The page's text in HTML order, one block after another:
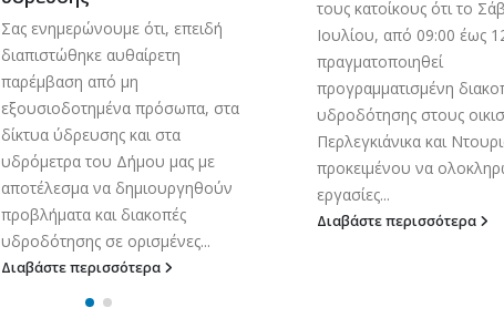
Σας ενημερώνουμε ότι, επειδή
διαπιστώθηκε αυθαίρετη
παρέμβαση από μη
εξουσιοδοτημένα πρόσωπα, στα
δίκτυα ύδρευσης και στα
υδρόμετρα του Δήμου μας με
αποτέλεσμα να δημιουργηθούν
προβλήματα και διακοπές
υδροδότησης σε ορισμένες...
Διαβάστε περισσότερα
τους κατοίκους ότι το
Ιουλίου, από 09:00 έως
πραγματοποιηθεί
προγραμματισμένη
υδροδότησης στους
Περλεγκιάνικα και
προκειμένου να
εργασίες...
Διαβάστε περισσότερα